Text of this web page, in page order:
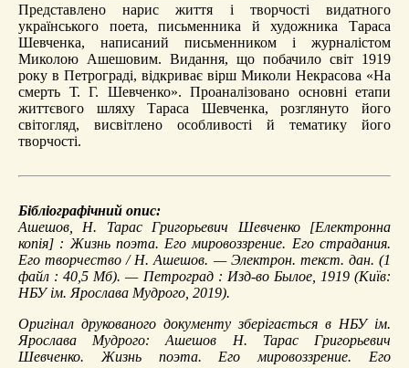
Представлено нарис життя і творчості видатного
українського поета, письменника й художника Тараса
Шевченка, написаний письменником і журналістом
Миколою Ашешовим. Видання, що побачило світ 1919
року в Петрограді, відкриває вірш Миколи Некрасова «На
смерть Т. Г. Шевченко». Проаналізовано основні етапи
життєвого шляху Тараса Шевченка, розглянуто його
світогляд, висвітлено особливості й тематику його
творчості.
Бібліографічний опис:
Ашешов, Н. Тарас Григорьевич Шевченко[Електронна
копія] : Жизнь поэта. Его мировоззрение. Его страдания.
Его творчество / Н. Ашешов. — Электрон. текст. дан. (1
файл : 40,5 Мб). — Петроград : Изд-во Былое, 1919 (Київ:
НБУ ім. Ярослава Мудрого, 2019).
Оригінал друкованого документу зберігається в НБУ ім.
Ярослава Мудрого: Ашешов Н. Тарас Григорьевич
Шевченко. Жизнь поэта. Его мировоззрение. Его